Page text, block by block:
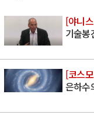
[야니
기술봉
[코스
은하수